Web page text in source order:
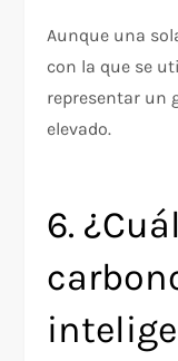
Aunque una
con la que se
representar un
elevado.
6.